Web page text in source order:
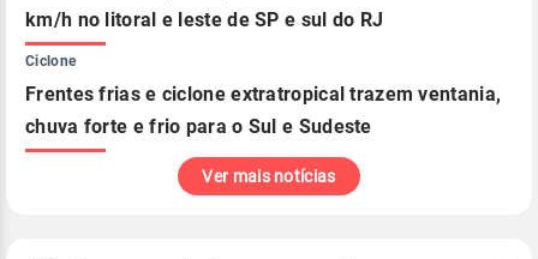
km/h no litoral e leste de SP e sul do RJ
Ciclone
Frentes frias e ciclone extratropical trazem ventania,
chuva forte e frio para o Sul e Sudeste
Ver mais notícias